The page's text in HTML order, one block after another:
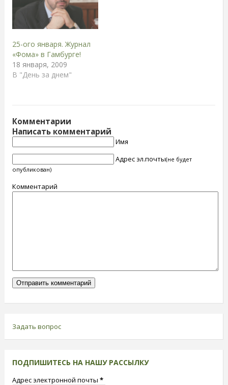
25-ого января. Журнал
«Фома» в Гамбурге!
18 января, 2009
В "День за днем"
Комментарии
Написать комментарий
Имя
Адрес эл.почты(не будет
опубликован)
Комментарий
Задать вопрос
ПОДПИШИТЕСЬ НА НАШУ РАССЫЛКУ
Адрес электронной почты *